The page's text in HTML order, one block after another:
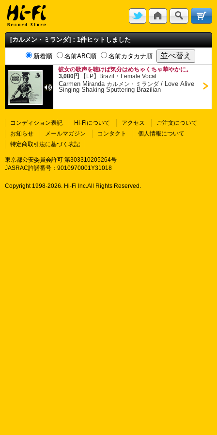
[カルメン・ミランダ]：1件ヒットしました
新着順 名前ABC順 名前カタカナ順
彼女の歌声を聴けば気分はめちゃくちゃ華やかに。
3,080円
【LP】 Brazil ・ Female Vocal
Carmen Miranda カルメン・ミランダ / Love Alive
Singing Shaking Sputtering Brazilian
コンディション表記 Hi-Fiについて アクセス
ご注文について
お知らせ
メールマガジン コンタクト
個人情報について
特定商取引法に基づく表記
東京都公安委員会許可 第303310205264号
JASRAC許諾番号：9010970001Y31018
Copyright 1998-2026. Hi-Fi Inc.All Rights Reserved.